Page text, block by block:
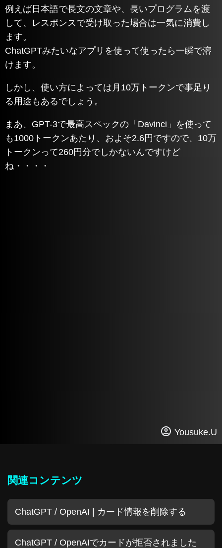
例えば日本語で長文の文章や、長いプログラムを渡
して、レスポンスで受け取った場合は一気に消費し
ます。
ChatGPTみたいなアプリを使って使ったら一瞬で溶
けます。
しかし、使い方によっては月10万トークンで事足り
る用途もあるでしょう。
まあ、GPT-3で最高スペックの「Davinci」を使って
も1000トークンあたり、およそ2.6円ですので、10万
トークンって260円分でしかないんですけど
ね・・・・
Yousuke.U
関連コンテンツ
ChatGPT / OpenAI | カード情報を削除する
ChatGPT / OpenAIでカードが拒否されました